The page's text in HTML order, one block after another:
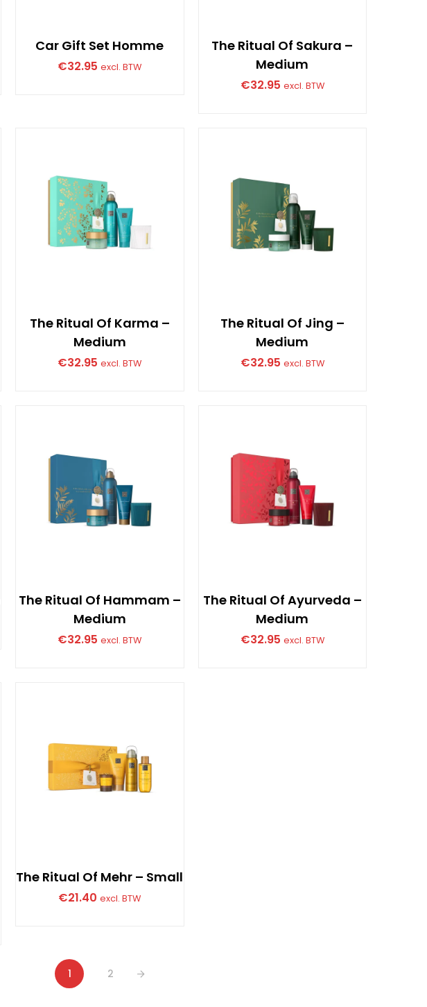
Car Gift Set Homme
€32.95 excl. BTW
The Ritual Of Sakura –
Medium
€32.95 excl. BTW
The Ritual Of Karma –
Medium
€32.95 excl. BTW
The Ritual Of Jing –
Medium
€32.95 excl. BTW
The Ritual Of Hammam –
Medium
€32.95 excl. BTW
The Ritual Of Ayurveda –
Medium
€32.95 excl. BTW
The Ritual Of Mehr – Small
€21.40 excl. BTW
1 2